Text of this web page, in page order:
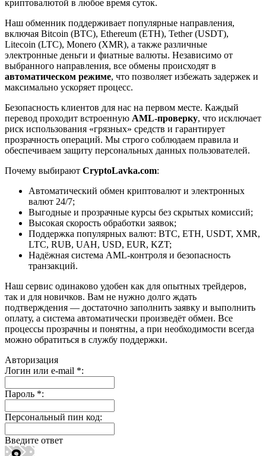
криптовалютой в любое время суток.
Наш обменник поддерживает популярные направления,
включая Bitcoin (BTC), Ethereum (ETH), Tether (USDT),
Litecoin (LTC), Monero (XMR), а также различные
электронные деньги и фиатные валюты. Независимо от
выбранного направления, все обмены происходят в
автоматическом режиме, что позволяет избежать задержек и
максимально ускоряет процесс.
Безопасность клиентов для нас на первом месте. Каждый
перевод проходит встроенную AML-проверку, что исключает
риск использования «грязных» средств и гарантирует
прозрачность операций. Мы строго соблюдаем правила и
обеспечиваем защиту персональных данных пользователей.
Почему выбирают CryptoLavka.com:
Автоматический обмен криптовалют и электронных
валют 24/7;
Выгодные и прозрачные курсы без скрытых комиссий;
Высокая скорость обработки заявок;
Поддержка популярных валют: BTC, ETH, USDT, XMR,
LTC, RUB, UAH, USD, EUR, KZT;
Надёжная система AML-контроля и безопасность
транзакций.
Наш сервис одинаково удобен как для опытных трейдеров,
так и для новичков. Вам не нужно долго ждать
подтверждения — достаточно заполнить заявку и выполнить
оплату, а система автоматически произведёт обмен. Все
процессы прозрачны и понятны, а при необходимости всегда
можно обратиться в службу поддержки.
Авторизация
Логин или e-mail *:
Пароль *:
Персональный пин код:
Введите ответ